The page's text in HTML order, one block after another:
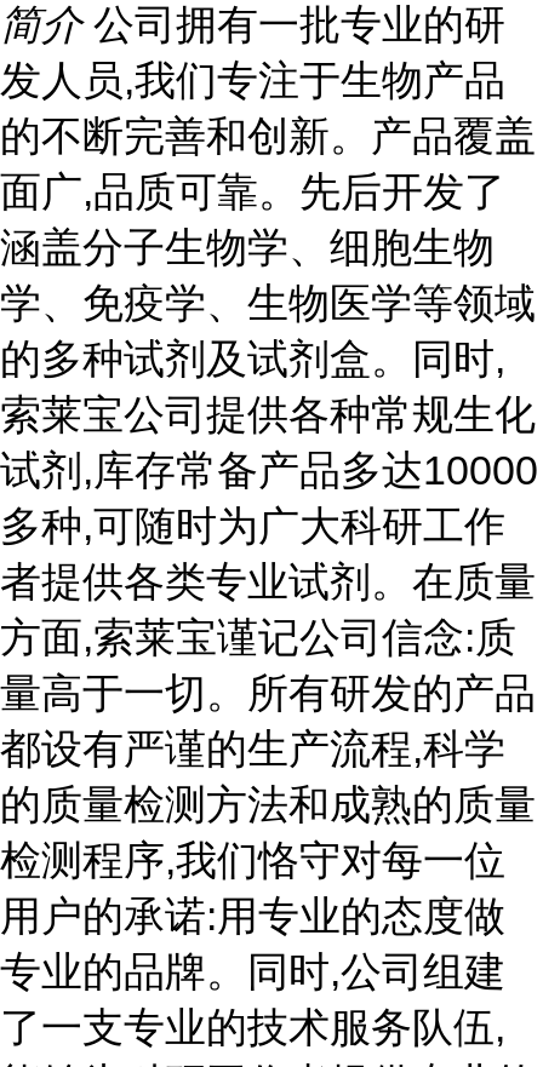
简介 公司拥有一批专业的研
发人员,我们专注于生物产品
的不断完善和创新。产品覆盖
面广,品质可靠。先后开发了
涵盖分子生物学、细胞生物
学、免疫学、生物医学等领域
的多种试剂及试剂盒。同时,
索莱宝公司提供各种常规生化
试剂,库存常备产品多达10000
多种,可随时为广大科研工作
者提供各类专业试剂。在质量
方面,索莱宝谨记公司信念:质
量高于一切。所有研发的产品
都设有严谨的生产流程,科学
的质量检测方法和成熟的质量
检测程序,我们恪守对每一位
用户的承诺:用专业的态度做
专业的品牌。同时,公司组建
了一支专业的技术服务队伍,